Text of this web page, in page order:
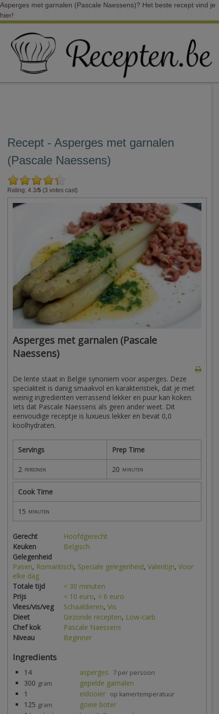
Asperges met garnalen (Pascale Naessens)? Het beste recept vind je
hier!
Recept - Asperges met garnalen
(Pascale Naessens)
Rating: 4.3/5 (3 votes cast)
Asperges met garnalen (Pascale
Naessens)
De lente staat in België synoniem voor asperges. Deze
specialiteit is danig smaakvol en karakteristiek, dat je met
weinig ingrediënten verrassend lekker en puur kan koken.
Iets dat Pascale Naessens als geen ander weet. Dit
eenvoudige receptje is luxueus lekker en bevat 0,0
koolhydraten.
Servings Prep Time
2 personen 20 minuten
Cook Time
15 minuten
Gerecht
Hoofdgerecht
Keuken
Belgisch
Gelegenheid
Pasen, Romantisch, Speciale gelegenheid, Valentijn, Voor
elke dag
Totale tijd
< 30 minuten
Prijs
< 10 euro, < 6 euro
Vlees/vis/veg
Schaaldieren, Vis
Dieet
Gezonde recepten, Low-carb
Chef kok
Pascale Naessens
Niveau
Beginner
Ingredients
14 asperges 7 per persoon
300 gram
gepelde garnalen
1
eidooier op kamertemperatuur
125 gram
goeie boter